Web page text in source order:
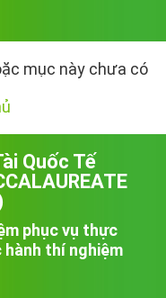
mục này chưa có
Quốc Tế
phục vụ thực
hành thí nghiệm